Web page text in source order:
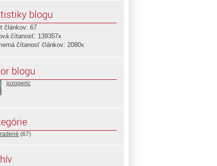
blogu
článkov: 67
čítanosť: 139357x
čítanosť článkov: 2080x
blogu
jozoperic
(67)